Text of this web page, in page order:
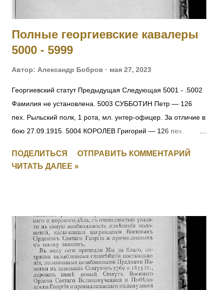
подпрапорщик Никифор Удалых, сражаясь с германск...
Полные георгиевские кавалеры
5000 - 5999
Автор: Александр Бобров мая 27, 2023
Георгиевский статут Предыдущая Следующая 5001 - .5002
Фамилия не установлена. 5003 СУББОТИН Петр — 126
пех. Рыльский полк, 1 рота, мл. унтер-офицер. За отличие в
бою 27.09.1915. 5004 КОРОЛЕВ Григорий — 126 пех.
27.09.1915. 5005 ПОЛОМАРЧУК Николай — 126 пех.
Рыльский полк, 5 рота, фельдфебель. За отличие в бою
11 рота, ст. унтер-офицер. За отличие в бою 27.09.1915.
5008 КЛОПЧУК Василий — 126 пех. Рыльский полк, 16 рота,
мл. унтер-офицер. За отличие в бою 27.09.1915. 5009
МОНЧАРУК Сильвестр — 126 пех. Рыльский полк,
пулеметная команда, ст. унтер-офицер. За отличие в бою
ПОДЕЛИТЬСЯ
ОТПРАВИТЬ КОММЕНТАРИЙ
ЧИТАТЬ ДАЛЕЕ »